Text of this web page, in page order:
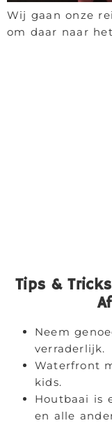
Wij gaan onze
om daar naar
Tips &
Neem
verraderlijk.
Waterfront
kids.
Houtbaai is
en alle